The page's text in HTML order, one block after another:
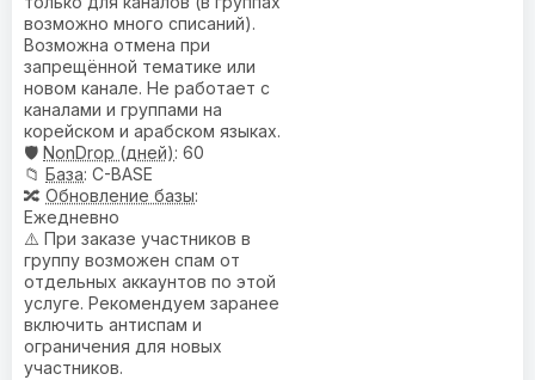
возможно много списаний).
Возможна отмена при
запрещённой тематике или
новом канале. Не работает с
каналами и группами на
корейском и арабском языках.
🛡️ NonDrop (дней): 60
📁 База: C-BASE
🔀 Обновление базы:
Ежедневно
⚠️ При заказе участников в
группу возможен спам от
отдельных аккаунтов по этой
услуге. Рекомендуем заранее
включить антиспам и
ограничения для новых
участников.